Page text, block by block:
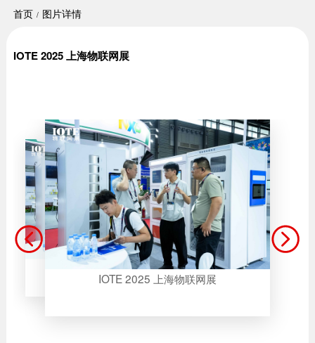
首页 图片详情
IOTE 2025 上海物联网展
IOTE 2025 上海物联网展
IOTE 2025 上海物联网展
IOTE 2025 上海物联网展